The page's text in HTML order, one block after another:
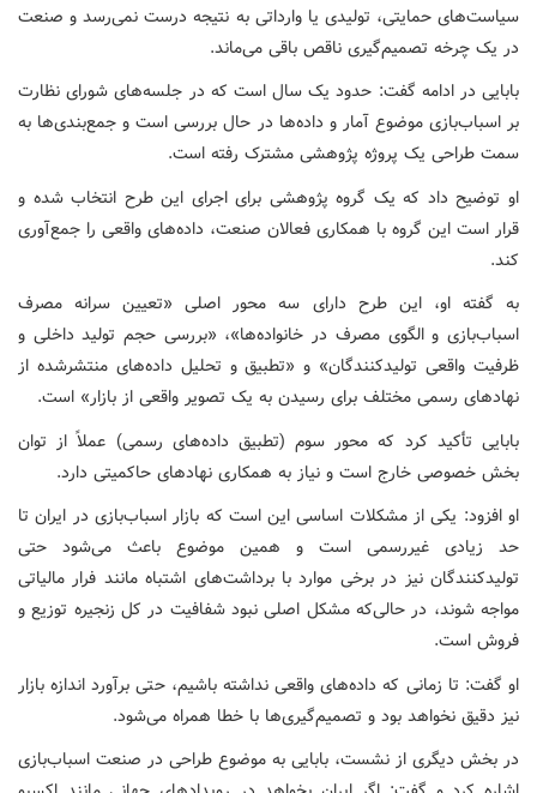
سیاست‌های حمایتی، تولیدی یا وارداتی به نتیجه درست نمی‌رسد و صنعت
در یک چرخه تصمیم‌گیری ناقص باقی می‌ماند.
بابایی در ادامه گفت: حدود یک سال است که در جلسه‌های شورای نظارت
بر اسباب‌بازی موضوع آمار و داده‌ها در حال بررسی است و جمع‌بندی‌ها به
سمت طراحی یک پروژه پژوهشی مشترک رفته است.
او توضیح داد که یک گروه پژوهشی برای اجرای این طرح انتخاب شده و
قرار است این گروه با همکاری فعالان صنعت، داده‌های واقعی را جمع‌آوری
کند.
به گفته او، این طرح دارای سه محور اصلی «تعیین سرانه مصرف
اسباب‌بازی و الگوی مصرف در خانواده‌ها»، «بررسی حجم تولید داخلی و
ظرفیت واقعی تولیدکنندگان» و «تطبیق و تحلیل داده‌های منتشرشده از
نهادهای رسمی مختلف برای رسیدن به یک تصویر واقعی از بازار» است.
بابایی تأکید کرد که محور سوم (تطبیق داده‌های رسمی) عملاً از توان
بخش خصوصی خارج است و نیاز به همکاری نهادهای حاکمیتی دارد.
او افزود: یکی از مشکلات اساسی این است که بازار اسباب‌بازی در ایران تا
حد زیادی غیررسمی است و همین موضوع باعث می‌شود حتی
تولیدکنندگان نیز در برخی موارد با برداشت‌های اشتباه مانند فرار مالیاتی
مواجه شوند، در حالی‌که مشکل اصلی نبود شفافیت در کل زنجیره توزیع و
فروش است.
او گفت: تا زمانی که داده‌های واقعی نداشته باشیم، حتی برآورد اندازه بازار
نیز دقیق نخواهد بود و تصمیم‌گیری‌ها با خطا همراه می‌شود.
در بخش دیگری از نشست، بابایی به موضوع طراحی در صنعت اسباب‌بازی